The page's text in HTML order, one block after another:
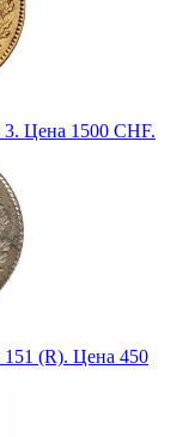
Цена 1500 CHF.
(R). Цена 450